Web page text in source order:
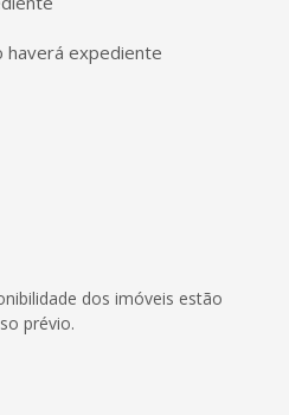
haverá expediente
dos imóveis estão
prévio.